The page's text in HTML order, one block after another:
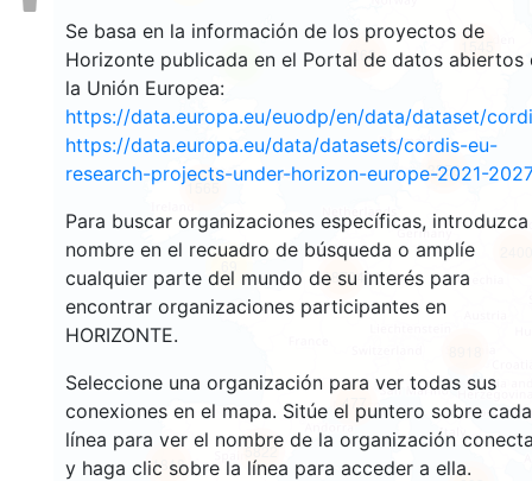
Se basa en la información de los proyectos de
Horizonte publicada en el Portal de datos abiertos
la Unión Europea:
https://data.europa.eu/euodp/en/data/dataset/
https://data.europa.eu/data/datasets/cordis-eu-
research-projects-under-horizon-europe-2021-2027
Para buscar organizaciones específicas, introduzca
nombre en el recuadro de búsqueda o amplíe
cualquier parte del mundo de su interés para
encontrar organizaciones participantes en
HORIZONTE.
Seleccione una organización para ver todas sus
conexiones en el mapa. Sitúe el puntero sobre cada
línea para ver el nombre de la organización
y haga clic sobre la línea para acceder a ella.
9 263
1818
5822
477
3558
1565
18704
1545